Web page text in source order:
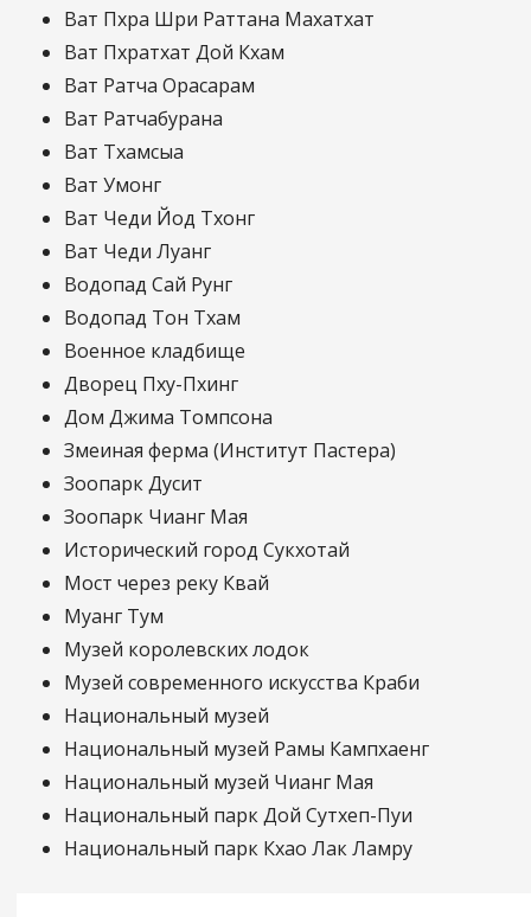
Ват Пхра Шри Раттана Махатхат
Ват Пхратхат Дой Кхам
Ват Ратча Орасарам
Ват Ратчабурана
Ват Тхамсыа
Ват Умонг
Ват Чеди Йод Тхонг
Ват Чеди Луанг
Водопад Сай Рунг
Водопад Тон Тхам
Военное кладбище
Дворец Пху-Пхинг
Дом Джима Томпсона
Змеиная ферма (Институт Пастера)
Зоопарк Дусит
Зоопарк Чианг Мая
Исторический город Сукхотай
Мост через реку Квай
Муанг Тум
Музей королевских лодок
Музей современного искусства Краби
Национальный музей
Национальный музей Рамы Кампхаенг
Национальный музей Чианг Мая
Национальный парк Дой Сутхеп-Пуи
Национальный парк Кхао Лак Ламру